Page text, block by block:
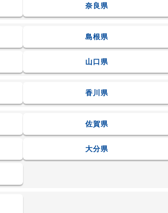
奈良県
島根県
山口県
香川県
佐賀県
大分県